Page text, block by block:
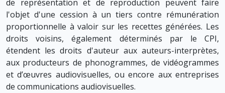
de représentation et de reproduction peuvent faire
l'objet d'une cession à un tiers contre rémunération
proportionnelle à valoir sur les recettes générées. Les
droits voisins, également déterminés par le CPI,
étendent les droits d'auteur aux auteurs-interprètes,
aux producteurs de phonogrammes, de vidéogrammes
et d’œuvres audiovisuelles, ou encore aux entreprises
de communications audiovisuelles.